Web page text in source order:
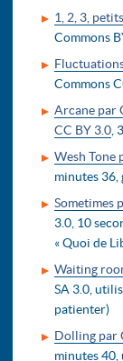
1, 2, 3,
Commons
Commons
Arcane par
CC BY 3.0 ,
Wesh Tone
minutes
Sometimes
3.0, 10
« Quoi de
Waiting
SA 3.0,
patienter)
Dolling par
minutes